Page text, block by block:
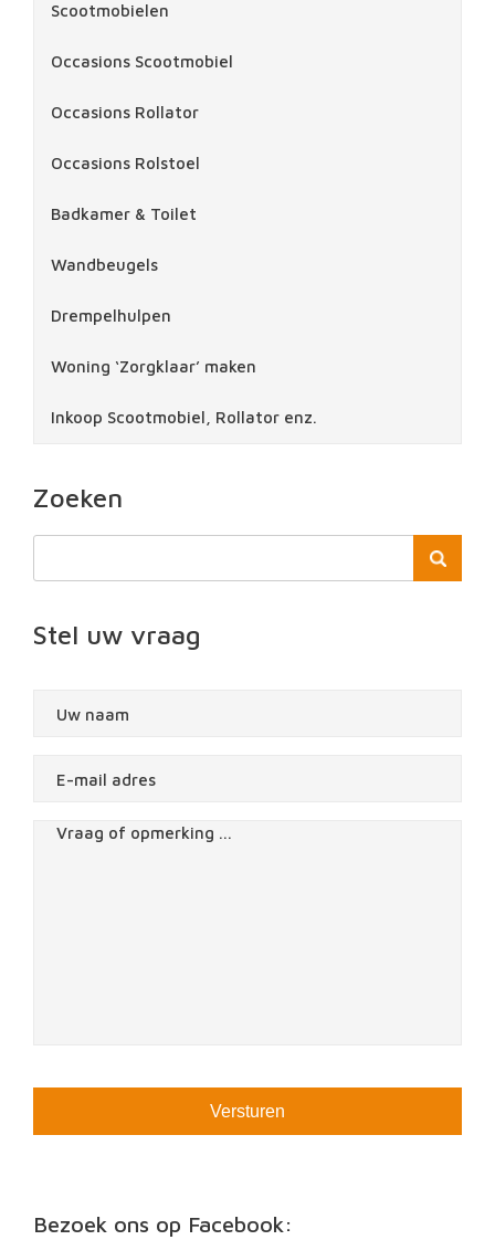
Scootmobielen
Occasions Scootmobiel
Occasions Rollator
Occasions Rolstoel
Badkamer & Toilet
Wandbeugels
Drempelhulpen
Woning ‘Zorgklaar’ maken
Inkoop Scootmobiel, Rollator enz.
Zoeken
Stel uw vraag
Bezoek ons op Facebook: